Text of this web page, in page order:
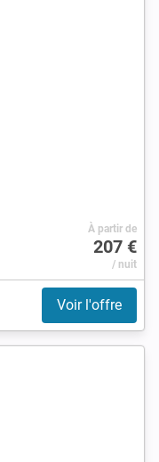
À partir de
207 €
/ nuit
Voir l'offre